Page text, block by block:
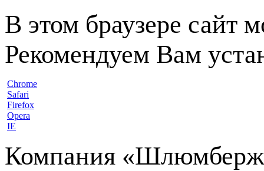
В этом браузере сайт
Рекомендуем Вам
Chrome
Safari
Firefox
Opera
IE
Компания